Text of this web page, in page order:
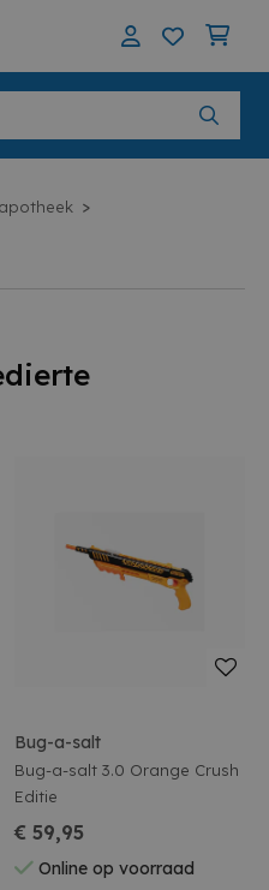
>
Bug-a-salt
Bug-a-salt 3.0 Orange Crush
Editie
€ 59,95
Online op voorraad